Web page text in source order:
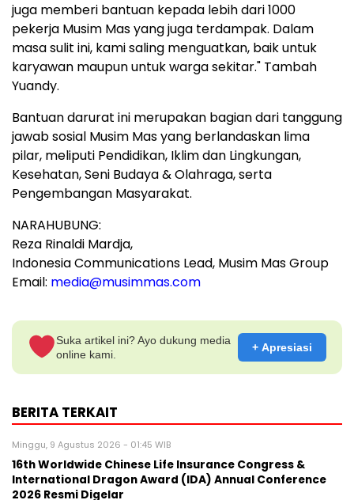
juga memberi bantuan kepada lebih dari 1000
pekerja Musim Mas yang juga terdampak. Dalam
masa sulit ini, kami saling menguatkan, baik untuk
karyawan maupun untuk warga sekitar." Tambah
Yuandy.
Bantuan darurat ini merupakan bagian dari tanggung
jawab sosial Musim Mas yang berlandaskan lima
pilar, meliputi Pendidikan, Iklim dan Lingkungan,
Kesehatan,Seni Budaya& Olahraga, serta
Pengembangan Masyarakat.
NARAHUBUNG:
Reza Rinaldi Mardja,
Indonesia Communications Lead, Musim Mas Group
Email: media@musimmas.com
Suka artikel ini? Ayo dukung media
online kami.
+ Apresiasi
BERITA TERKAIT
Minggu, 9 Agustus 2026 - 01:45 WIB
16th Worldwide Chinese Life Insurance Congress &
International Dragon Award (IDA) Annual Conference
2026 Resmi Digelar